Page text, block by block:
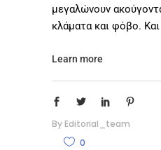
μεγαλώνουν
κλάματα και φόβο.
Learn more
By Editorial_team
0